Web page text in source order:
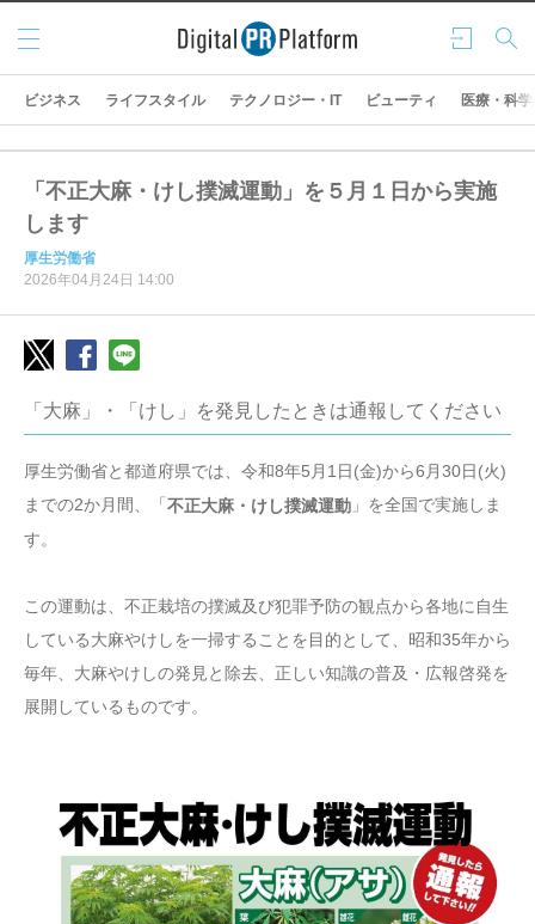
ログ
イン
検索
メニ
ュー
ビジネス ライフスタイル テクノロジー・IT ビューティ 医療・科学
「不正大麻・けし撲滅運動」を５月１日から実施
します
厚生労働省
2026年04月24日 14:00
「大麻」・「けし」を発見したときは通報してください
厚生労働省と都道府県では、令和8年5月1日(金)から6月30日(火)
までの2か月間、「 不正大麻・けし撲滅運動 」を全国で実施しま
す。
この運動は、不正栽培の撲滅及び犯罪予防の観点から各地に自生
している大麻やけしを一掃することを目的として、昭和35年から
毎年、大麻やけしの発見と除去、正しい知識の普及・広報啓発を
展開しているものです。